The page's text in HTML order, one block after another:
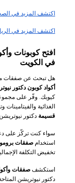
اكتشف المزيد في
اكتشف المزيد في
افتح كوبونات
في الكويت
هل تبحث عن صفقات
أكواد كوبون دكتور
كيوبك. وفّر على
الغذائية
قسيمة دكتور
سواء كنت تركّز على
استخدام صفقات
تخفيض التكلفة
استكشف صفقات
دكتور نيوتريشن